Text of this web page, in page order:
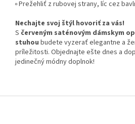
▫️ Prežehliť z rubovej strany, líc cez
Nechajte svoj štýl hovoriť za vás!
S červeným saténovým dámskym
stuhou budete vyzerať elegantne a
príležitosti. Objednajte ešte dnes a
jedinečný módny doplnok!